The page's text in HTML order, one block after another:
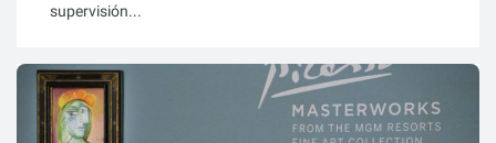
supervisión...